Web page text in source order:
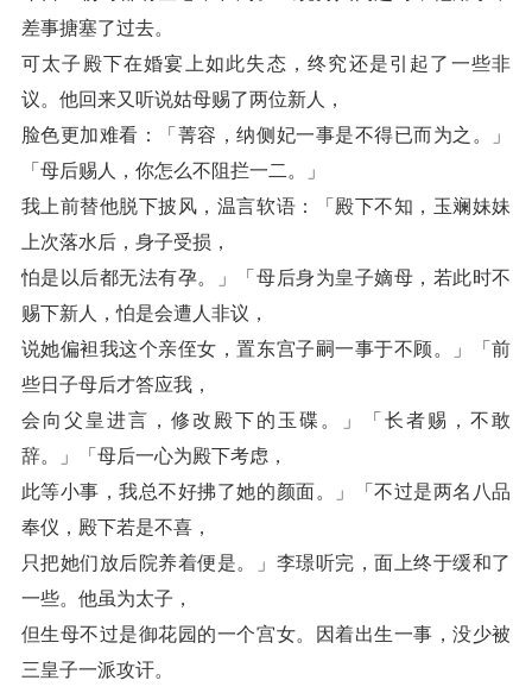
差事搪塞了过去。
可太子殿下在婚宴上如此失态，终究还是引起了一些非
议。他回来又听说姑母赐了两位新人，
脸色更加难看：「菁容，纳侧妃一事是不得已而为之。」
「母后赐人，你怎么不阻拦一二。」
我上前替他脱下披风，温言软语：「殿下不知，玉斓妹妹
上次落水后，身子受损，
怕是以后都无法有孕。」「母后身为皇子嫡母，若此时不
赐下新人，怕是会遭人非议，
说她偏袒我这个亲侄女，置东宫子嗣一事于不顾。」「前
些日子母后才答应我，
会向父皇进言，修改殿下的玉碟。」「长者赐，不敢
辞。」「母后一心为殿下考虑，
此等小事，我总不好拂了她的颜面。」「不过是两名八品
奉仪，殿下若是不喜，
只把她们放后院养着便是。」李璟听完，面上终于缓和了
一些。他虽为太子，
但生母不过是御花园的一个宫女。因着出生一事，没少被
三皇子一派攻讦。